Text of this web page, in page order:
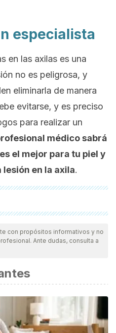
especialista
en las axilas es una
no es peligrosa, y
eliminarla de manera
evitarse, y es preciso
para realizar un
médico sabrá
el mejor para tu piel y
en la axila.
revisadas a profundidad por
su calidad, confiabilidad,
de este artículo fue
Llopis. "¿
y quirúrgica
(2008).
Moreno. "Virus papiloma
y terapéutica."Dermatología
con propósitos informativos y no
Ante dudas, consulta a